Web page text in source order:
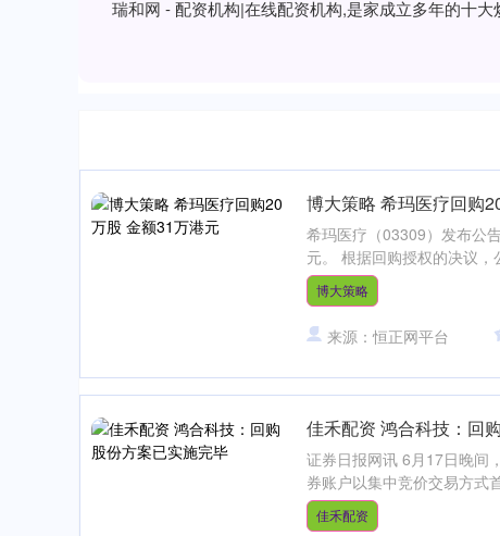
瑞和网 - 配资机构|在线配资机构,是家成立多年的十
博大策略 希玛医疗回购
希玛医疗（03309）发布公
元。 根据回购授权的决议
博大策略
来源：恒正网平台
佳禾配资 鸿合科技：回
证券日报网讯 6月17日晚间
券账户以集中竞价交易方式
佳禾配资